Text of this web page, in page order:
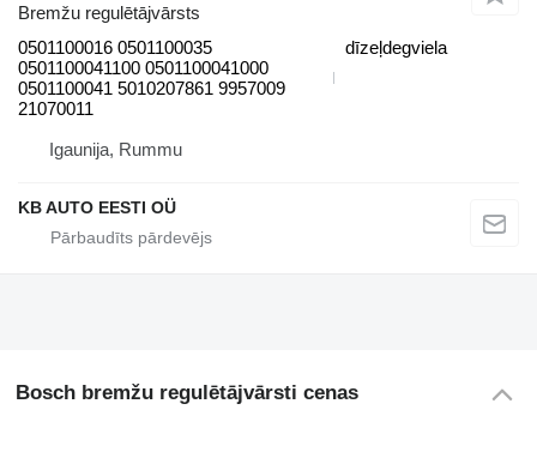
Bremžu regulētājvārsts
0501100016 0501100035
0501100041100 0501100041000
0501100041 5010207861 9957009
21070011
dīzeļdegviela
Igaunija, Rummu
KB AUTO EESTI OÜ
Bosch bremžu regulētājvārsti cenas